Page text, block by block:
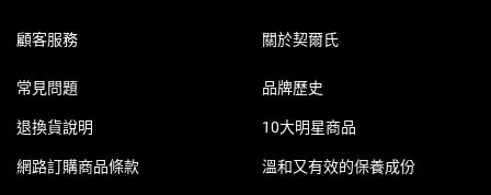
顧客服務
常見問題
退換貨說明
網路訂購商品條款
關於契爾氏
品牌歷史
10大明星商品
溫和又有效的保養成份